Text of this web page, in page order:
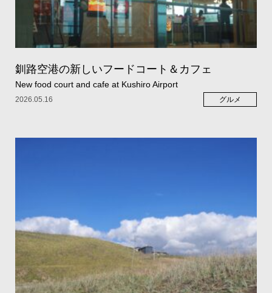
釧路空港の新しいフードコート＆カフェ
New food court and cafe at Kushiro Airport
2026.05.16 グルメ